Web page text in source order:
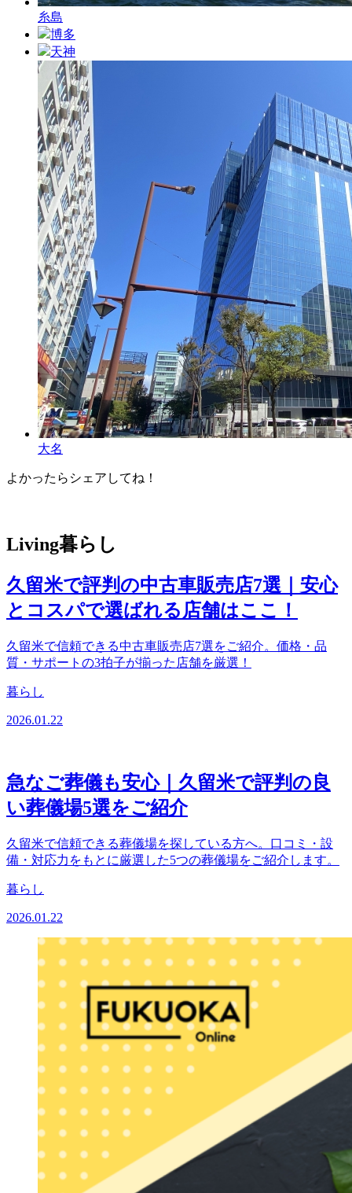
糸島
博多
天神
大名
よかったらシェアしてね！
Living暮らし
久留米で評判の中古車販売店7選｜安心
とコスパで選ばれる店舗はここ！
久留米で信頼できる中古車販売店7選をご紹介。価格・品
質・サポートの3拍子が揃った店舗を厳選！
暮らし
2026.01.22
急なご葬儀も安心｜久留米で評判の良
い葬儀場5選をご紹介
久留米で信頼できる葬儀場を探している方へ。口コミ・設
備・対応力をもとに厳選した5つの葬儀場をご紹介します。
暮らし
2026.01.22